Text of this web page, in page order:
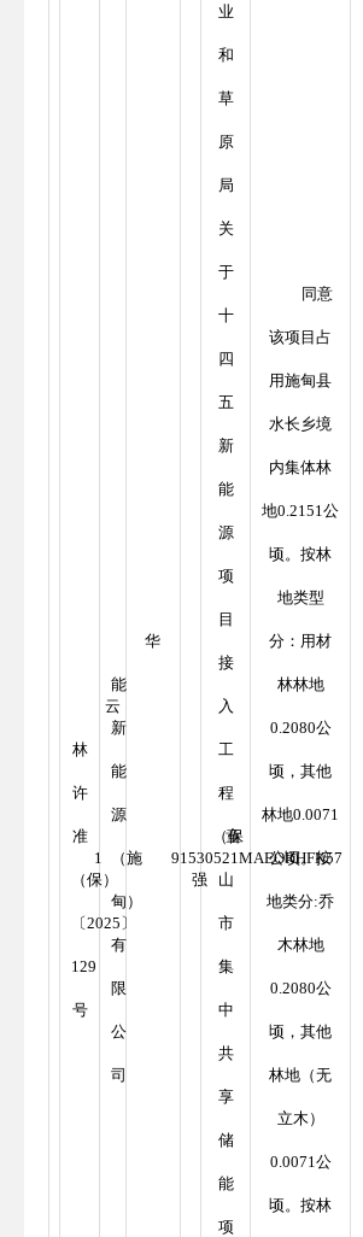
1
云
林
许
准
（保）
〔2025〕
129
号
华
能
新
能
源
（施
甸）
有
限
公
司
91530521MAEORHFK57
童
强
业
和
草
原
局
关
于
十
四
五
新
能
源
项
目
接
入
工
程
（保
山
市
集
中
共
享
储
能
项
同意
该项目占
用施甸县
水长乡境
内集体林
地0.2151公
顷。按林
地类型
分：用材
林林地
0.2080公
顷，其他
林地0.0071
公顷。按
地类分:乔
木林地
0.2080公
顷，其他
林地（无
立木）
0.0071公
顷。按林